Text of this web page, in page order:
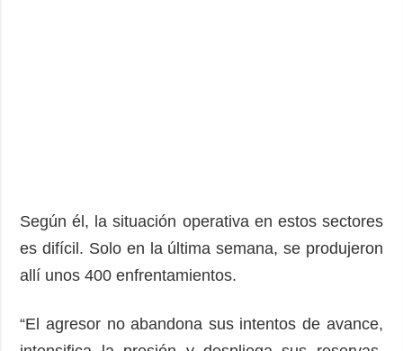
Según él, la situación operativa en estos sectores
es difícil. Solo en la última semana, se produjeron
allí unos 400 enfrentamientos.
“El agresor no abandona sus intentos de avance,